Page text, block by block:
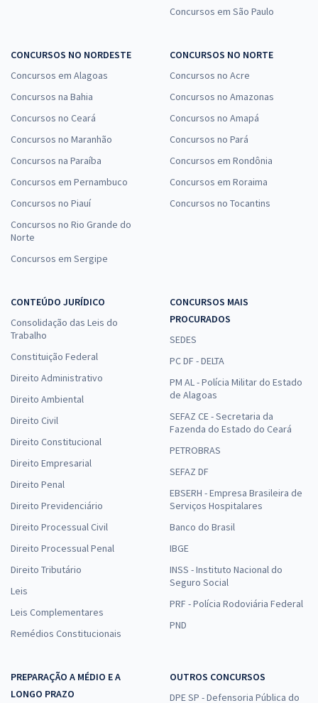
Concursos em São Paulo
CONCURSOS NO NORDESTE
Concursos em Alagoas
Concursos na Bahia
Concursos no Ceará
Concursos no Maranhão
Concursos na Paraíba
Concursos em Pernambuco
Concursos no Piauí
Concursos no Rio Grande do
Norte
Concursos em Sergipe
CONCURSOS NO NORTE
Concursos no Acre
Concursos no Amazonas
Concursos no Amapá
Concursos no Pará
Concursos em Rondônia
Concursos em Roraima
Concursos no Tocantins
CONTEÚDO JURÍDICO
Consolidação das Leis do
Trabalho
Constituição Federal
Direito Administrativo
Direito Ambiental
Direito Civil
Direito Constitucional
Direito Empresarial
Direito Penal
Direito Previdenciário
Direito Processual Civil
Direito Processual Penal
Direito Tributário
Leis
Leis Complementares
Remédios Constitucionais
CONCURSOS MAIS
PROCURADOS
SEDES
PC DF - DELTA
PM AL - Polícia Militar do Estado
de Alagoas
SEFAZ CE - Secretaria da
Fazenda do Estado do Ceará
PETROBRAS
SEFAZ DF
EBSERH - Empresa Brasileira de
Serviços Hospitalares
Banco do Brasil
IBGE
INSS - Instituto Nacional do
Seguro Social
PRF - Polícia Rodoviária Federal
PND
PREPARAÇÃO A MÉDIO E A
LONGO PRAZO
OUTROS CONCURSOS
DPE SP - Defensoria Pública do